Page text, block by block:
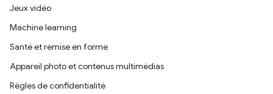
Jeux vidéo
Machine learning
Santé et remise en forme
Appareil photo et contenus multimédias
Règles de confidentialité